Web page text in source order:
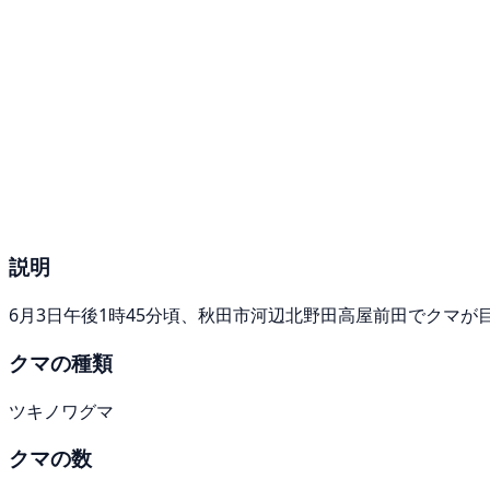
説明
6月3日午後1時45分頃、秋田市河辺北野田高屋前田でクマが
クマの種類
ツキノワグマ
クマの数